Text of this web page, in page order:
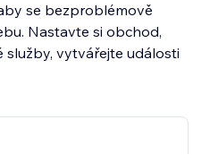
se bezproblémově
Nastavte si obchod,
služby, vytvářejte události